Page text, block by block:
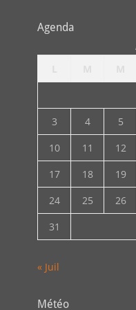
Agenda
3
4 5
10
11 12
17
18 19
24
25 26
31
« Juil
Météo